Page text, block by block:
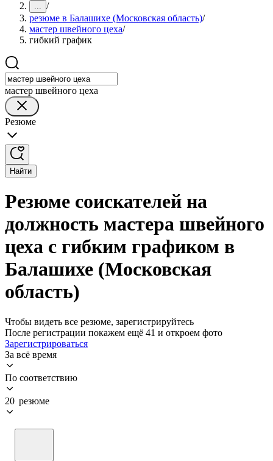
... /
резюме в Балашихе (Московская область)/
мастер швейного цеха/
гибкий график
мастер швейного цеха
Резюме
Найти
Резюме соискателей на
должность мастера швейного
цеха с гибким графиком в
Балашихе (Московская
область)
Чтобы видеть все резюме, зарегистрируйтесь
После регистрации покажем ещё 41 и откроем фото
Зарегистрироваться
За всё время
По соответствию
20 резюме